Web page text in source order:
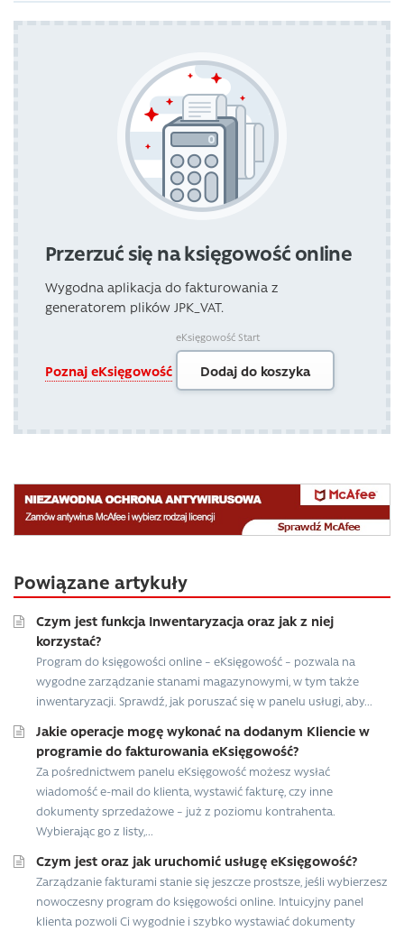
Przerzuć się na księgowość online
Wygodna aplikacja do fakturowania z
generatorem plików JPK_VAT.
Poznaj eKsięgowość
eKsięgowość Start
Dodaj do koszyka
Powiązane artykuły
Czym jest funkcja Inwentaryzacja oraz jak z niej
korzystać?
Program do księgowości online – eKsięgowość – pozwala na
wygodne zarządzanie stanami magazynowymi, w tym także
inwentaryzacji. Sprawdź, jak poruszać się w panelu usługi, aby...
Jakie operacje mogę wykonać na dodanym Kliencie w
programie do fakturowania eKsięgowość?
Za pośrednictwem panelu eKsięgowość możesz wysłać
wiadomość e-mail do klienta, wystawić fakturę, czy inne
dokumenty sprzedażowe – już z poziomu kontrahenta.
Wybierając go z listy,...
Czym jest oraz jak uruchomić usługę eKsięgowość?
Zarządzanie fakturami stanie się jeszcze prostsze, jeśli wybierzesz
nowoczesny program do księgowości online. Intuicyjny panel
klienta pozwoli Ci wygodnie i szybko wystawiać dokumenty